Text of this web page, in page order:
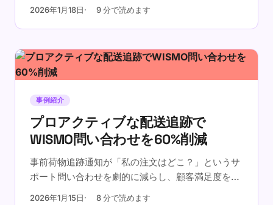
実現する方法をご紹介します。
2026年1月18日 9 分で読めます
事例紹介
プロアクティブな配送追跡で
WISMO問い合わせを60%削減
事前荷物追跡通知が「私の注文はどこ？」というサ
ポート問い合わせを劇的に減らし、顧客満足度を向
上させる方法をご紹介します。
2026年1月15日 8 分で読めます